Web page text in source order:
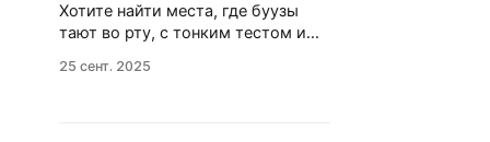
буузах — сытном, горячем и
невероятно сочном символе
Хотите найти места, где буузы
тают во рту, с тонким тестом и
статье разберём топ-споты по
25 сент. 2025